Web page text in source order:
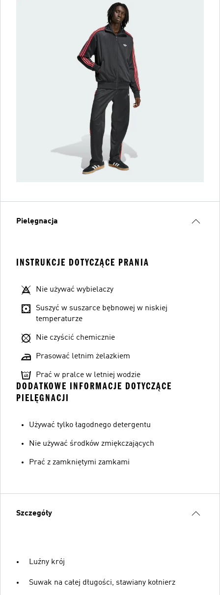
Pielęgnacja
INSTRUKCJE DOTYCZĄCE PRANIA
Nie używać wybielaczy
Suszyć w suszarce bębnowej w niskiej
temperaturze
Nie czyścić chemicznie
Prasować letnim żelazkiem
Prać w pralce w letniej wodzie
DODATKOWE INFORMACJE DOTYCZĄCE
PIELĘGNACJI
Używać tylko łagodnego detergentu
Nie używać środków zmiękczających
Prać z zamkniętymi zamkami
Szczegóły
Luźny krój
Suwak na całej długości, stawiany kołnierz